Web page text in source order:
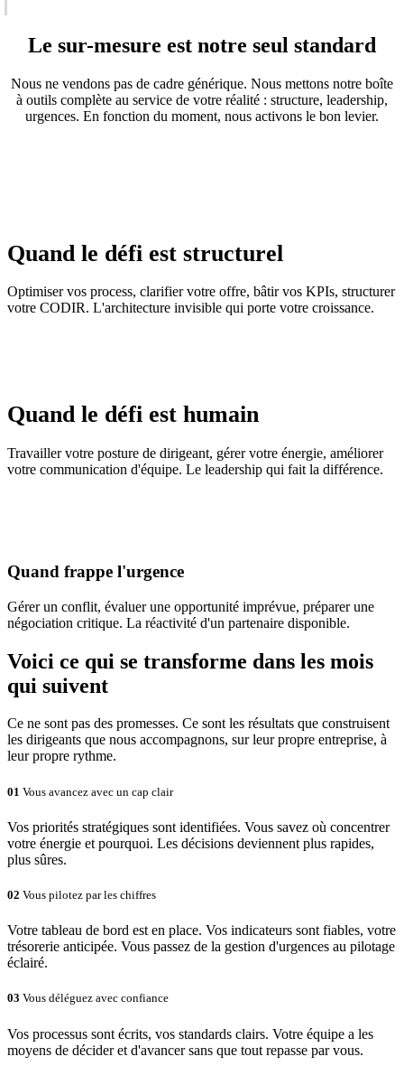
Le sur-mesure est notre seul standard
Nous ne vendons pas de cadre générique. Nous mettons notre boîte
à outils complète au service de votre réalité : structure, leadership,
urgences. En fonction du moment, nous activons le bon levier.
Quand le défi est structurel
Optimiser vos process, clarifier votre offre, bâtir vos KPIs, structurer
votre CODIR. L'architecture invisible qui porte votre croissance.
Quand le défi est humain
Travailler votre posture de dirigeant, gérer votre énergie, améliorer
votre communication d'équipe. Le leadership qui fait la différence.
Quand frappe l'urgence
Gérer un conflit, évaluer une opportunité imprévue, préparer une
négociation critique. La réactivité d'un partenaire disponible.
Voici ce qui se transforme dans les mois
qui suivent
Ce ne sont pas des promesses. Ce sont les résultats que construisent
les dirigeants que nous accompagnons, sur leur propre entreprise, à
leur propre rythme.
01 Vous avancez avec un cap clair
Vos priorités stratégiques sont identifiées. Vous savez où concentrer
votre énergie et pourquoi. Les décisions deviennent plus rapides,
plus sûres.
02 Vous pilotez par les chiffres
Votre tableau de bord est en place. Vos indicateurs sont fiables, votre
trésorerie anticipée. Vous passez de la gestion d'urgences au pilotage
éclairé.
03 Vous déléguez avec confiance
Vos processus sont écrits, vos standards clairs. Votre équipe a les
moyens de décider et d'avancer sans que tout repasse par vous.